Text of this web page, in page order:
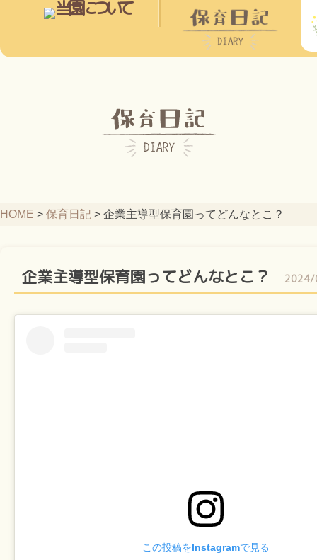
HOME > 保育日記 > 企業主導型保育園ってどんなとこ？
企業主導型保育園ってどんなとこ？
この投稿をInstagramで見る